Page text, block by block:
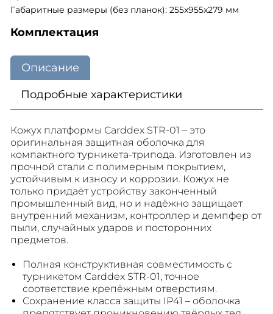
Габаритные размеры (без планок): 255x955x279 мм
Комплектация
Описание
Подробные характеристики
Кожух платформы Carddex STR-01 – это
оригинальная защитная оболочка для
компактного турникета-трипода. Изготовлен из
прочной стали с полимерным покрытием,
устойчивым к износу и коррозии. Кожух не
только придаёт устройству законченный
промышленный вид, но и надёжно защищает
внутренний механизм, контроллер и демпфер от
пыли, случайных ударов и посторонних
предметов.
Полная конструктивная совместимость с
турникетом Carddex STR-01, точное
соответствие крепёжным отверстиям.
Сохранение класса защиты IP41 – оболочка